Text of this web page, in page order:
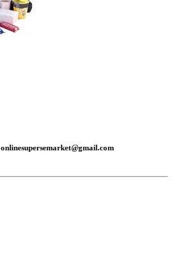
onlinesupersemarket@gmail.com